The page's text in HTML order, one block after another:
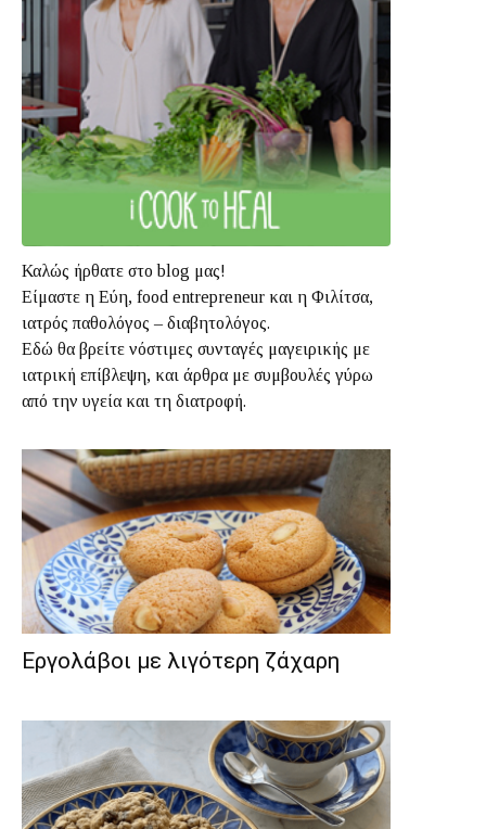
Καλώς ήρθατε στο blog μας!
Είμαστε η Εύη, food entrepreneur και η Φιλίτσα,
ιατρός παθολόγος – διαβητολόγος.
Εδώ θα βρείτε νόστιμες συνταγές μαγειρικής με
ιατρική επίβλεψη, και άρθρα με συμβουλές γύρω
από την υγεία και τη διατροφή.
Εργολάβοι με λιγότερη ζάχαρη